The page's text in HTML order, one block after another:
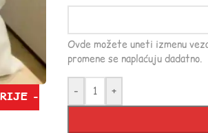
-
Ovde možete uneti izmenu
promene se naplaćuju dadatno.
- +